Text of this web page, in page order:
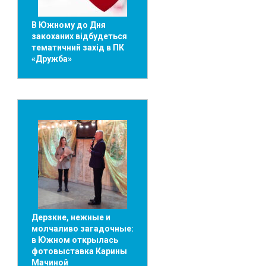
В Южному до Дня
закоханих відбудеться
тематичний захід в ПК
«Дружба»
Дерзкие, нежные и
молчаливо загадочные:
в Южном открылась
фотовыставка Карины
Мачиной